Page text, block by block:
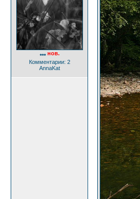
*** нов.
Комментарии: 2
AnnaKat